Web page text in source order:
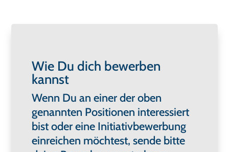
Wie Du dich bewerben
kannst
Wenn Du an einer der oben
genannten Positionen interessiert
bist oder eine Initiativbewerbung
einreichen möchtest, sende bitte